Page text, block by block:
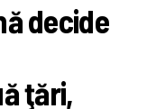
decide
ţări,